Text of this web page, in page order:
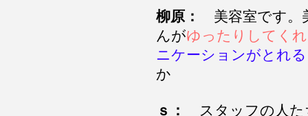
柳原：
美容室です。
んがゆったりしてく
ニケーションがとれる
か
ｓ：
スタッフの人た